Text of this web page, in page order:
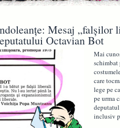
Mesaj „falşilor
Octavian Bot
Mai
care
lege pe
pe urma
inclusiv